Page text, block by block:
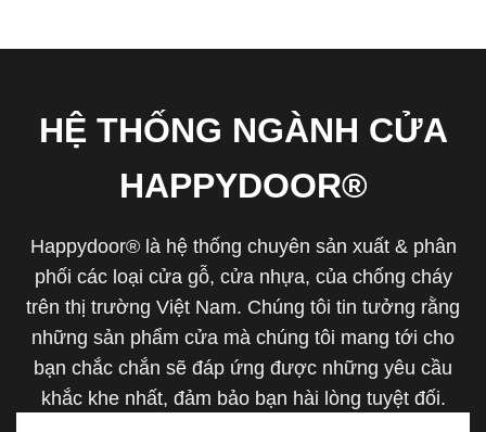
HỆ THỐNG NGÀNH CỬA
HAPPYDOOR®
Happydoor® là hệ thống chuyên sản xuất & phân
phối các loại cửa gỗ, cửa nhựa, của chống cháy
trên thị trường Việt Nam. Chúng tôi tin tưởng rằng
những sản phẩm cửa mà chúng tôi mang tới cho
bạn chắc chắn sẽ đáp ứng được những yêu cầu
khắc khe nhất, đảm bảo bạn hài lòng tuyệt đối.